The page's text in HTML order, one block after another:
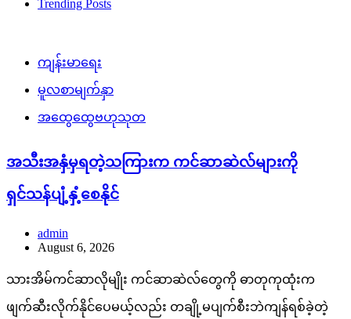
Trending Posts
ကျန်းမာရေး
မူလစာမျက်နှာ
အထွေထွေဗဟုသုတ
အသီးအနှံမှရတဲ့သကြားက ကင်ဆာဆဲလ်များကို
ရှင်သန်ပျံ့နှံ့စေနိုင်
admin
August 6, 2026
သားအိမ်ကင်ဆာလိုမျိုး ကင်ဆာဆဲလ်တွေကို ဓာတုကုထုံးက
ဖျက်ဆီးလိုက်နိုင်ပေမယ့်လည်း တချို့မပျက်စီးဘဲကျန်ရစ်ခဲ့တဲ့